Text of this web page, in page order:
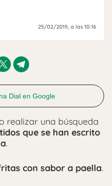
25/02/2019 , a las 10:16
Dial en Google
realizar una búsqueda
que se han escrito
.
con sabor a paella.